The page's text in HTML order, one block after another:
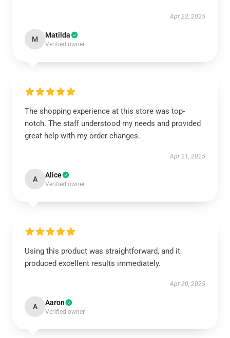
Apr 22, 2025
M Matilda
Verified owner
The shopping experience at this store was top-
notch. The staff understood my needs and provided
great help with my order changes.
Apr 21, 2025
A Alice
Verified owner
Using this product was straightforward, and it
produced excellent results immediately.
Apr 20, 2025
A Aaron
Verified owner